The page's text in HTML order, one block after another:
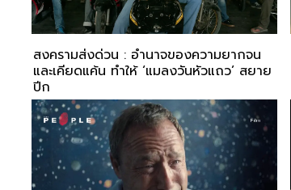
สงครามส่งด่วน : อำนาจของความยากจน
และเคียดแค้น ทำให้ ‘แมลงวันหัวแถว’ สยาย
ปีก